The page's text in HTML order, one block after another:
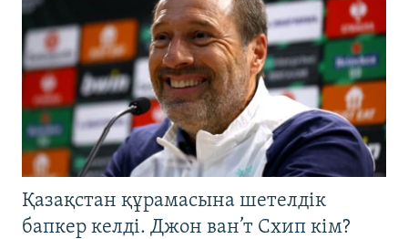
Қазақстан құрамасына шетелдік
бапкер келді. Джон ван’т Схип кім?